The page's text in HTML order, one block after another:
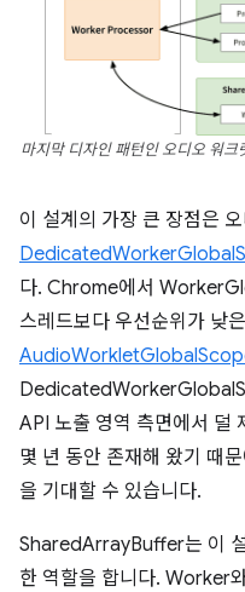
마지막 디자인 패턴인 오디오 워
이 설계의 가장 큰 장점은
다. Chrome에서
스레드보다 우선순위가 낮
API 노출 영역 측면에서 덜
몇 년 동안 존재해 왔기 때
을 기대할 수 있습니다.
SharedArrayBuffer는 이
한 역할을 합니다.